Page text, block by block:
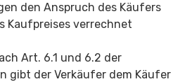
den Anspruch des Käufers
Kaufpreises verrechnet
Art. 6.1 und 6.2 der
gibt der Verkäufer dem Käufer